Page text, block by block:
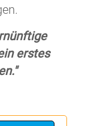
erstes